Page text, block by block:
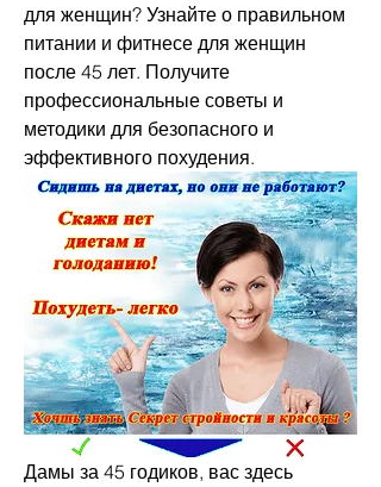
для женщин? Узнайте о правильном
питании и фитнесе для женщин
после 45 лет. Получите
профессиональные советы и
методики для безопасного и
эффективного похудения.
Дамы за 45 годиков, вас здесь